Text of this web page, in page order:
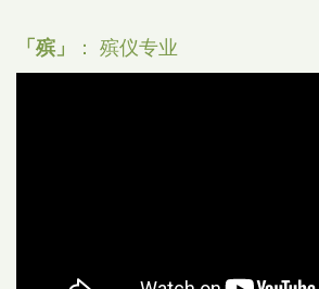
「殡」 ： 殡仪专业